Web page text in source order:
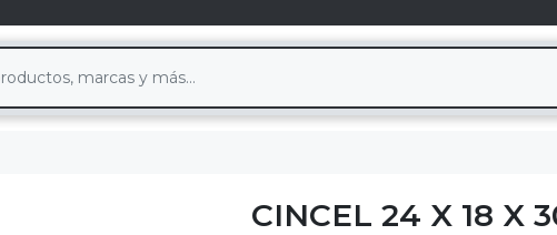
CINCEL 24 X 18 X